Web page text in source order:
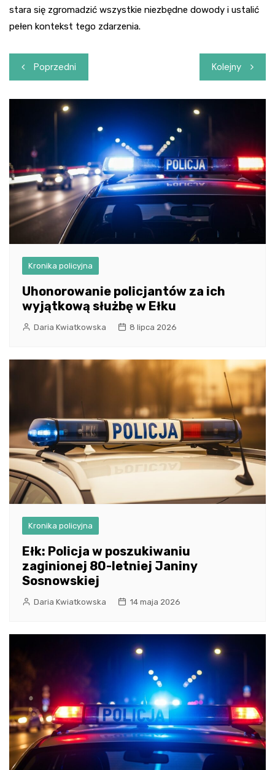
stara się zgromadzić wszystkie niezbędne dowody i ustalić
pełen kontekst tego zdarzenia.
Nawigacja
wpisu
Poprzedni Kolejny
Kronika policyjna
Uhonorowanie policjantów za ich
wyjątkową służbę w Ełku
Daria Kwiatkowska 8 lipca 2026
Kronika policyjna
Ełk: Policja w poszukiwaniu
zaginionej 80-letniej Janiny
Sosnowskiej
Daria Kwiatkowska 14 maja 2026